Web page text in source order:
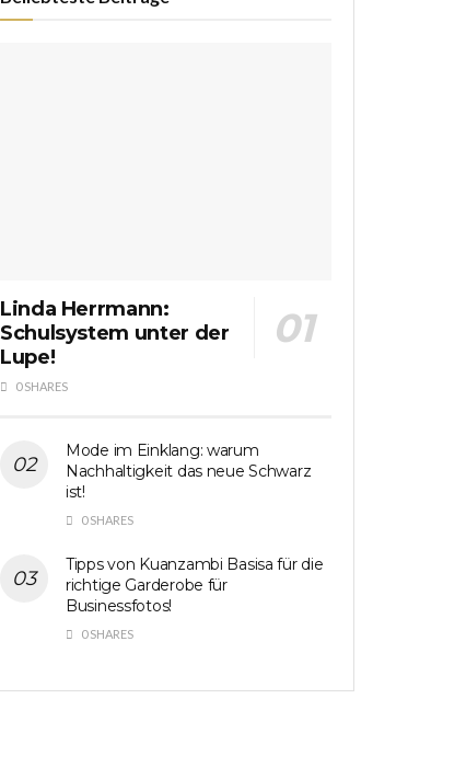
Linda Herrmann:
Schulsystem unter der
Lupe!
0 SHARES
Mode im Einklang: warum
Nachhaltigkeit das neue Schwarz
ist!
0 SHARES
Tipps von Kuanzambi Basisa für die
richtige Garderobe für
Businessfotos!
0 SHARES